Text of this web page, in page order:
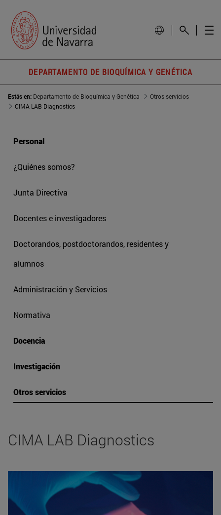
DEPARTAMENTO DE BIOQUÍMICA Y GENÉTICA
Estás en: Departamento de Bioquímica y Genética
Otros servicios
CIMA LAB Diagnostics
Personal
¿Quiénes somos?
Junta Directiva
Docentes e investigadores
Doctorandos, postdoctorandos, residentes y
alumnos
Administración y Servicios
Normativa
Docencia
Investigación
Otros servicios
CIMA LAB Diagnostics